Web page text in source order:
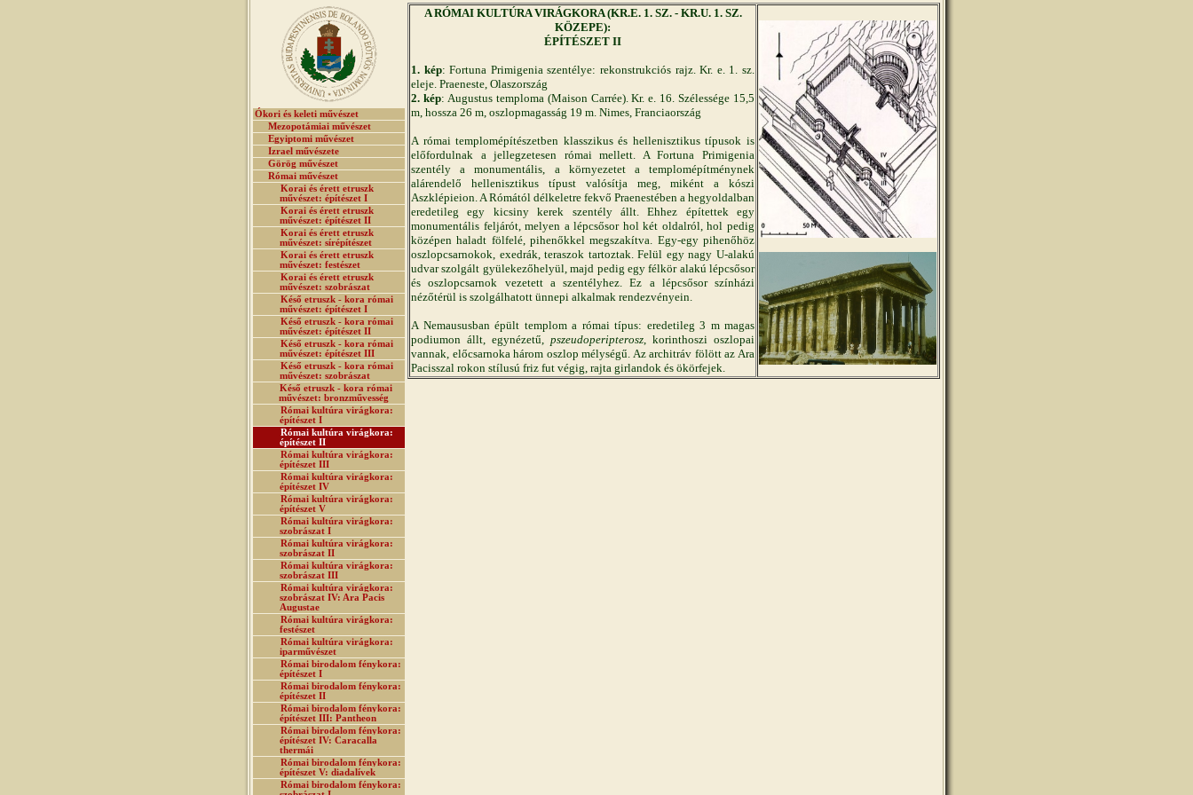
Ókori és keleti művészet
Mezopotámiai művészet
Egyiptomi művészet
Izrael művészete
Görög művészet
Római művészet
Korai és érett etruszk
művészet: építészet I
Korai és érett etruszk
művészet: építészet II
Korai és érett etruszk
művészet: sírépítészet
Korai és érett etruszk
művészet: festészet
Korai és érett etruszk
művészet: szobrászat
Késő etruszk - kora római
művészet: építészet I
Késő etruszk - kora római
művészet: építészet II
Késő etruszk - kora római
művészet: építészet III
Késő etruszk - kora római
művészet: szobrászat
Késő etruszk - kora római
művészet: bronzművesség
Római kultúra virágkora:
építészet I
Római kultúra virágkora:
építészet II
Római kultúra virágkora:
építészet III
Római kultúra virágkora:
építészet IV
Római kultúra virágkora:
építészet V
Római kultúra virágkora:
szobrászat I
Római kultúra virágkora:
szobrászat II
Római kultúra virágkora:
szobrászat III
Római kultúra virágkora:
szobrászat IV: Ara Pacis
Augustae
Római kultúra virágkora:
festészet
Római kultúra virágkora:
iparművészet
Római birodalom fénykora:
építészet I
Római birodalom fénykora:
építészet II
Római birodalom fénykora:
építészet III: Pantheon
Római birodalom fénykora:
építészet IV: Caracalla
thermái
Római birodalom fénykora:
építészet V: diadalívek
Római birodalom fénykora:
A RÓMAI KULTÚRA VIRÁGKORA (KR.E. 1. SZ. - KR.U. 1. SZ.
KÖZEPE):
ÉPÍTÉSZET II
1. kép: Fortuna Primigenia szentélye: rekonstrukciós rajz. Kr. e. 1. sz.
eleje. Praeneste, Olaszország
2. kép: Augustus temploma (Maison Carrée). Kr. e. 16. Szélessége 15,5
m, hossza 26 m, oszlopmagasság 19 m. Nimes, Franciaország
A római templomépítészetben klasszikus és hellenisztikus típusok is
előfordulnak a jellegzetesen római mellett. A Fortuna Primigenia
szentély a monumentális, a környezetet a templomépítménynek
alárendelő hellenisztikus típust valósítja meg, miként a kószi
Aszklépieion. A Rómától délkeletre fekvő Praenestében a hegyoldalban
eredetileg egy kicsiny kerek szentély állt. Ehhez építettek egy
monumentális feljárót, melyen a lépcsősor hol két oldalról, hol pedig
középen haladt fölfelé, pihenőkkel megszakítva. Egy-egy pihenőhöz
oszlopcsarnokok, exedrák, teraszok tartoztak. Felül egy nagy U-alakú
udvar szolgált gyülekezőhelyül, majd pedig egy félkör alakú lépcsősor
és oszlopcsarnok vezetett a szentélyhez. Ez a lépcsősor színházi
nézőtérül is szolgálhatott ünnepi alkalmak rendezvényein.
A Nemaususban épült templom a római típus: eredetileg 3 m magas
podiumon állt, egynézetű, pszeudoperipterosz, korinthoszi oszlopai
vannak, előcsarnoka három oszlop mélységű. Az architráv fölött az Ara
Pacisszal rokon stílusú friz fut végig, rajta girlandok és ökörfejek.